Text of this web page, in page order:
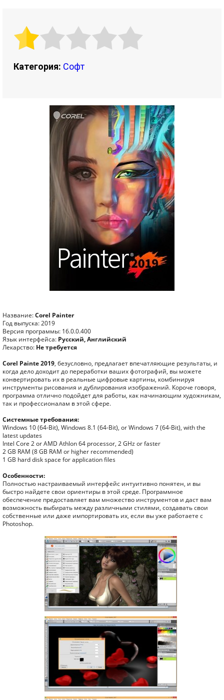
Категория: Софт
Название:Corel Painter
Год выпуска: 2019
Версия программы: 16.0.0.400
Язык интерфейса: Русский, Английский
Лекарство: Не требуется
Corel Painte 2019, безусловно, предлагает впечатляющие результаты, и
когда дело доходит до переработки ваших фотографий, вы можете
конвертировать их в реальные цифровые картины, комбинируя
инструменты рисования и дублирования изображений. Короче говоря,
программа отлично подойдет для работы, как начинающим художникам,
так и профессионалам в этой сфере.
Системные требования:
Windows 10 (64-Bit), Windows 8.1 (64-Bit), or Windows 7 (64-Bit), with the
latest updates
Intel Core 2 or AMD Athlon 64 processor, 2 GHz or faster
2 GB RAM (8 GB RAM or higher recommended)
1 GB hard disk space for application files
Особенности:
Полностью настраиваемый интерфейс интуитивно понятен, и вы
быстро найдете свои ориентиры в этой среде. Программное
обеспечение предоставляет вам множество инструментов и даст вам
возможность выбирать между различными стилями, создавать свои
собственные или даже импортировать их, если вы уже работаете с
Photoshop.